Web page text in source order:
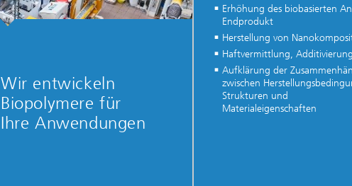
Wir entwickeln
Biopolymere für
Ihre Anwendungen
Erhöhung des biobasierten
Endprodukt
Herstellung von
Haftvermittlung,
Aufklärung der
zwischen
Strukturen und
Materialeigenschaften